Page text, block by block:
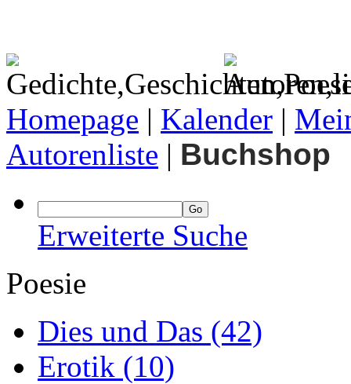
Homepage | Kalender |
Autorenliste | Buchshop
Erweiterte Suche
Poesie
Dies und Das (42)
Erotik (10)